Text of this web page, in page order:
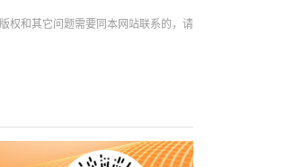
权和其它问题需要同本网站联系的，请